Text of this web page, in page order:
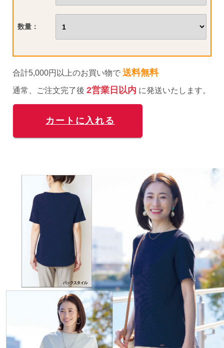
数量：
合計5,000円以上のお買い物で 送料無料
通常、ご注文完了後 2営業日以内 に発送いたします。
カートに入れる